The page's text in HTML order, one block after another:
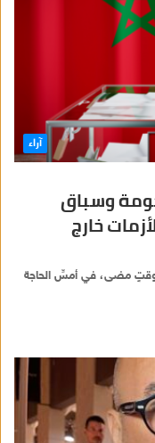
آراء
وسباق
خارج
وقتٍ مضى، في أمسِّ الحاجة